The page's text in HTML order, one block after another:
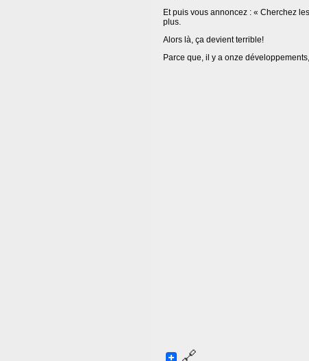
Et puis vous annoncez : « Cherchez
plus.
Alors là, ça devient terrible!
Parce que, il y a onze